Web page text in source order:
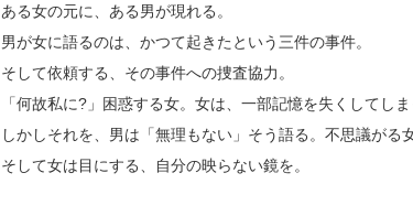
ある女の元に、ある男が現れる。
男が女に語るのは、かつて起きたという三件の事件。
そして依頼する、その事件への捜査協力。
「何故私に?」困惑する女。女は、一部記憶を失くしてしま
しかしそれを、男は「無理もない」そう語る。不思議がる
そして女は目にする、自分の映らない鏡を。